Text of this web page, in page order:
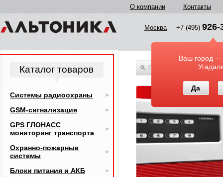
О компании Контакты
Москва +7 (495) 926-
Ваш город —
Да
По всему каталогу
Каталог товаров
Системы радиоохраны
GSM-сигнализация
GPS ГЛОНАСС
мониторинг транспорта
Охранно-пожарные
системы
Блоки питания и АКБ